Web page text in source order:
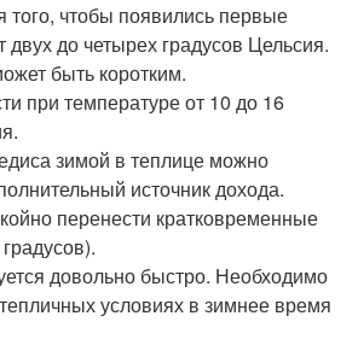
того, чтобы появились первые
двух до четырех градусов Цельсия.
быть коротким.
при температуре от 10 до 16
зимой в теплице можно
источник дохода.
перенести кратковременные
довольно быстро. Необходимо
условиях в зимнее время